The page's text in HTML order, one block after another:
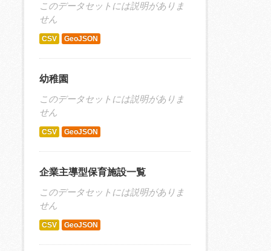
このデータセットには説明がありま
せん
CSV GeoJSON
幼稚園
このデータセットには説明がありま
せん
CSV GeoJSON
企業主導型保育施設一覧
このデータセットには説明がありま
せん
CSV GeoJSON